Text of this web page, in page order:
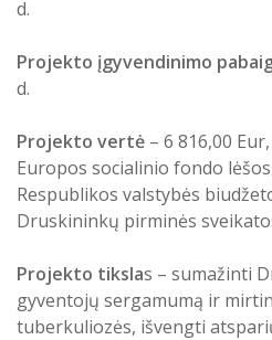
gerinimas Druskininkų
Įgyvendintas projektas
juridiniams asmenims
Integruotos sveikatos
poliligotų pacientų sveikatos
grandyje
teikiamų sveikatos priežiūros
modernizavimas
d.
Projekto įgyvendinimo
d.
Projekto vertė – 6 816,00
Europos socialinio fondo
Respublikos valstybės
Druskininkų pirminės
Projekto tikslas – sumažinti
gyventojų sergamumą ir
tuberkuliozės, išvengti